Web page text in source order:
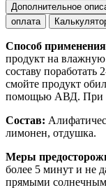
Дополнительное
оплата
Способ
продукт на
составу поработать
смойте продукт
помощью АВД. При
Состав:
лимонен, отдушка.
Меры
более 5 минут и не
прямыми